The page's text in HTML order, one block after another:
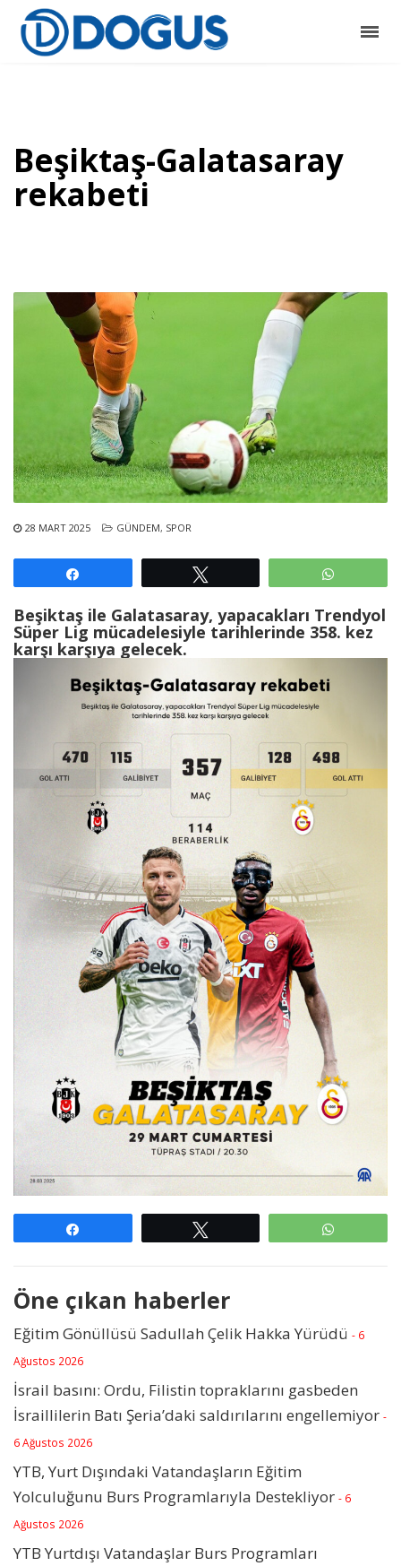
Beşiktaş-Galatasaray
rekabeti
28 MART 2025 GÜNDEM, SPOR
Beşiktaş ile Galatasaray, yapacakları Trendyol
Süper Lig mücadelesiyle tarihlerinde 358. kez
karşı karşıya gelecek.
Öne çıkan haberler
Eğitim Gönüllüsü Sadullah Çelik Hakka Yürüdü - 6
Ağustos 2026
İsrail basını: Ordu, Filistin topraklarını gasbeden
İsraillilerin Batı Şeria’daki saldırılarını engellemiyor -
6 Ağustos 2026
YTB, Yurt Dışındaki Vatandaşların Eğitim
Yolculuğunu Burs Programlarıyla Destekliyor - 6
Ağustos 2026
YTB Yurtdışı Vatandaşlar Burs Programları